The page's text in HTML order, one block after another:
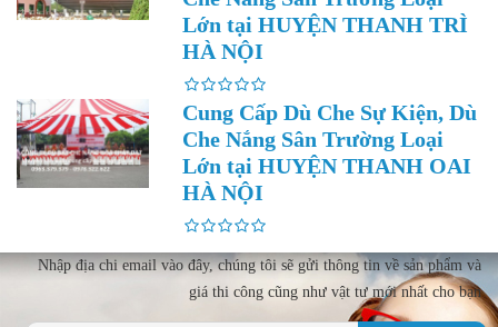
Lớn tại HUYỆN THANH TRÌ
HÀ NỘI
Cung Cấp Dù Che Sự Kiện, Dù
Che Nắng Sân Trường Loại
Lớn tại HUYỆN THANH OAI
HÀ NỘI
Nhập địa chi email vào đây, chúng tôi sẽ gửi thông tin về sản phẩm và
giá thi công cũng như vật tư mới nhất cho bạn